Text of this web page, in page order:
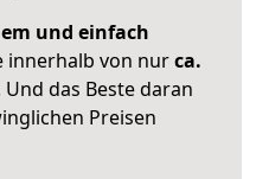
und einfach
innerhalb von nurca.
das Beste daran
Preisen